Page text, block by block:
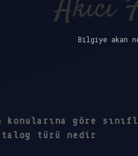
Bilgiye akan
göre
türü nedir